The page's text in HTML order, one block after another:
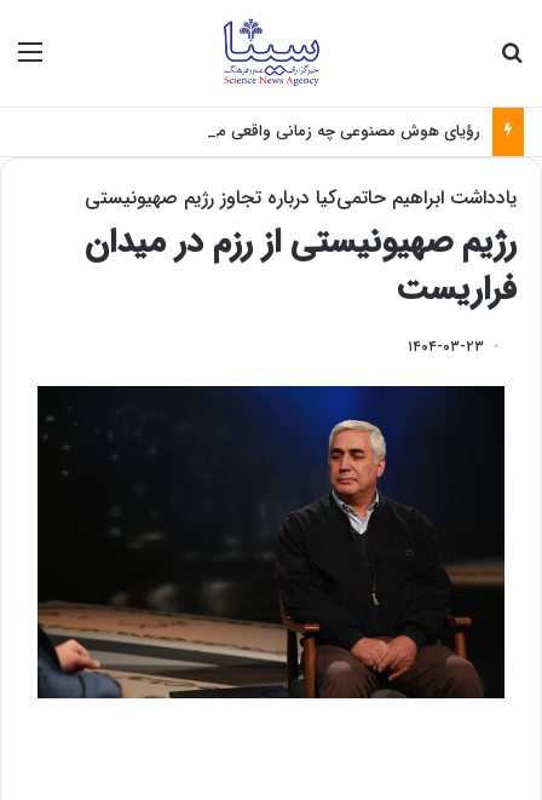
رؤیای هوش مصنوعی چه زمانی واقعی می‌شود؟
یادداشت ابراهیم حاتمی‌کیا درباره تجاوز رژیم صهیونیستی
رژیم صهیونیستی از رزم در میدان
فراریست
۱۴۰۴-۰۳-۲۳